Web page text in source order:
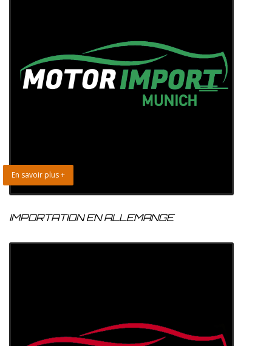
En savoir plus +
IMPORTATION EN ALLEMANGE